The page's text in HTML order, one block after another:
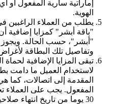
إماراتية سارية المفعول أو
الهوية.
يطلب من العملاء الراغبين
"باقة أبشر" كمزايا إضافية
"أبشر"، حسب الحالة. ويجوز
وتفاصيل تلك البطاقة
تبقى المزايا الإضافية
لاستخدام العميل ما دامت
المقدمة إلى اتصالات، كما
المفعول. يجب على
30 يوما من تاريخ انتهاء